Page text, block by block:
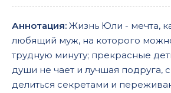
Аннотация: Жизнь Юли - мечта,
любящий муж, на которого
трудную минуту; прекрасные
души не чает и лучшая подруга,
делиться секретами и